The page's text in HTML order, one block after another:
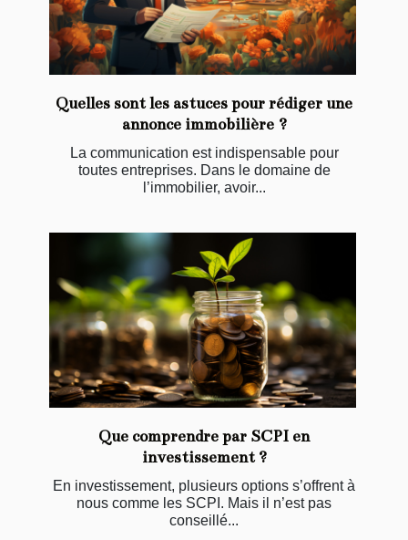
Quelles sont les astuces pour rédiger une
annonce immobilière ?
La communication est indispensable pour
toutes entreprises. Dans le domaine de
l’immobilier, avoir...
Que comprendre par SCPI en
investissement ?
En investissement, plusieurs options s’offrent à
nous comme les SCPI. Mais il n’est pas
conseillé...